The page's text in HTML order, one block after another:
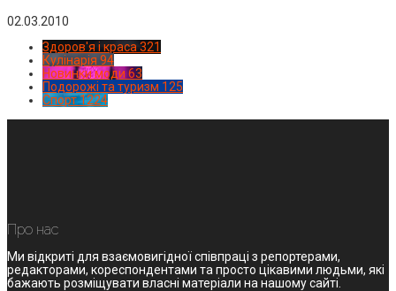
02.03.2010
Здоров'я і краса 321
Кулінарія 94
Новинки моди 63
Подорожі та туризм 125
Спорт1224
Про нас
Ми відкриті для взаємовигідної співпраці з репортерами,
редакторами, кореспондентами та просто цікавими людьми, які
бажають розміщувати власні матеріали на нашому сайті.